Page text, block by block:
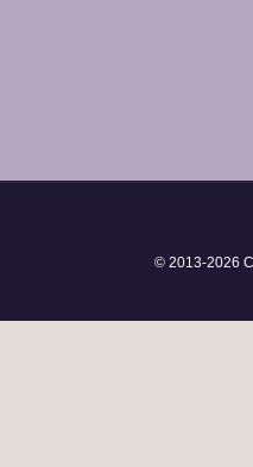
© 2013-2026